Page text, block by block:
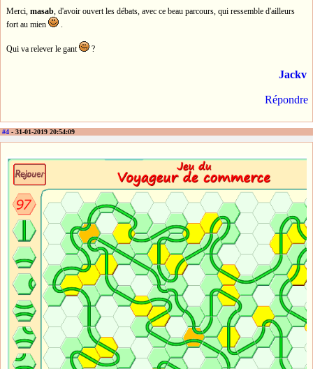
Merci, masab, d'avoir ouvert les débats, avec ce beau parcours, qui ressemble d'ailleurs
fort au mien
.
Qui va relever le gant ?
Jackv
Répondre
#4 - 31-01-2019 20:54:09